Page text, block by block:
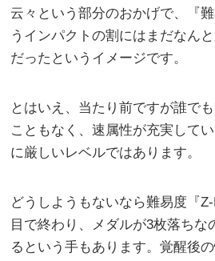
云々という部分のおかげで、『
うインパクトの割にはまだなん
だったというイメージです。
とはいえ、当たり前ですが誰で
こともなく、速属性が充実して
に厳しいレベルではあります。
どうしようもないなら難易度『
目で終わり、メダルが3枚落ちな
るという手もあります。覚醒後